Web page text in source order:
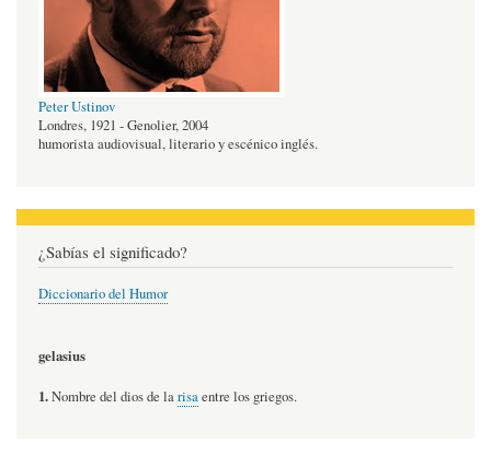
Peter Ustinov
Londres, 1921 - Genolier, 2004
humorista audiovisual, literario y escénico inglés.
¿Sabías el significado?
Diccionario del Humor
gelasius
1.Nombre del dios de larisaentre los griegos.